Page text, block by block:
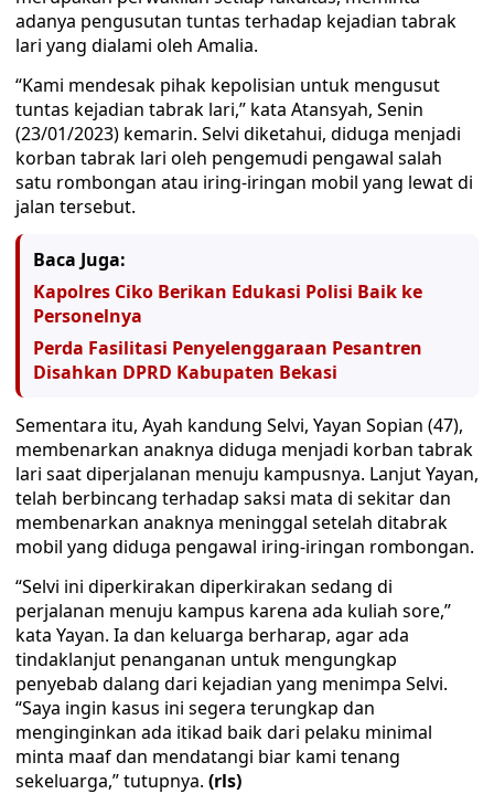
adanya pengusutan tuntas terhadap kejadian tabrak
lari yang dialami oleh Amalia.
“Kami mendesak pihak kepolisian untuk mengusut
tuntas kejadian tabrak lari,” kata Atansyah, Senin
(23/01/2023) kemarin. Selvi diketahui, diduga menjadi
korban tabrak lari oleh pengemudi pengawal salah
satu rombongan atau iring-iringan mobil yang lewat di
jalan tersebut.
Baca Juga:
Kapolres Ciko Berikan Edukasi Polisi Baik ke
Personelnya
Perda Fasilitasi Penyelenggaraan Pesantren
Disahkan DPRD Kabupaten Bekasi
Sementara itu, Ayah kandung Selvi, Yayan Sopian (47),
membenarkan anaknya diduga menjadi korban tabrak
lari saat diperjalanan menuju kampusnya. Lanjut Yayan,
telah berbincang terhadap saksi mata di sekitar dan
membenarkan anaknya meninggal setelah ditabrak
mobil yang diduga pengawal iring-iringan rombongan.
“Selvi ini diperkirakan diperkirakan sedang di
perjalanan menuju kampus karena ada kuliah sore,”
kata Yayan. Ia dan keluarga berharap, agar ada
tindaklanjut penanganan untuk mengungkap
penyebab dalang dari kejadian yang menimpa Selvi.
“Saya ingin kasus ini segera terungkap dan
menginginkan ada itikad baik dari pelaku minimal
minta maaf dan mendatangi biar kami tenang
sekeluarga,” tutupnya. (rls)